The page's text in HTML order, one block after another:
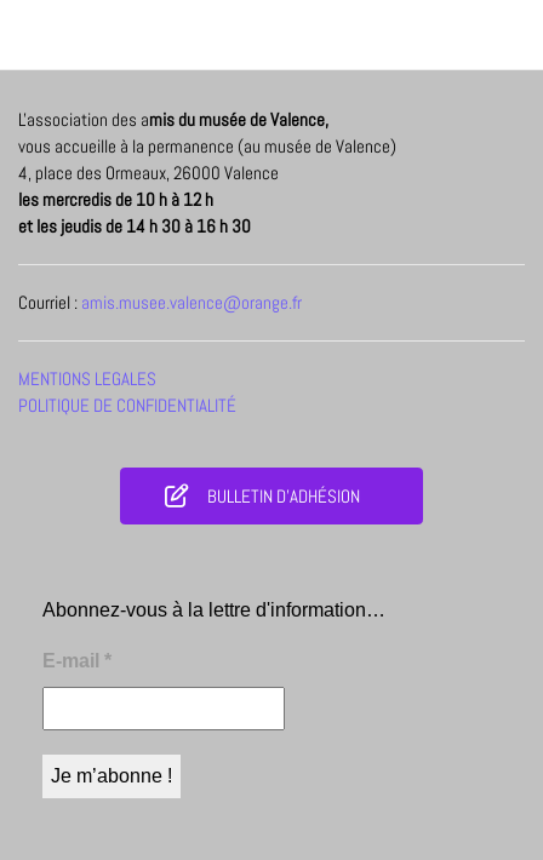
L'association des amis du musée de Valence,
vous accueille à la permanence (au musée de Valence)
4, place des Ormeaux, 26000 Valence
les mercredis de 10 h à 12 h
et les jeudis de 14 h 30 à 16 h 30
Courriel : amis.musee.valence@orange.fr
MENTIONS LEGALES
POLITIQUE DE CONFIDENTIALITÉ
BULLETIN D'ADHÉSION
Abonnez-vous à la lettre d'information…
E-mail *